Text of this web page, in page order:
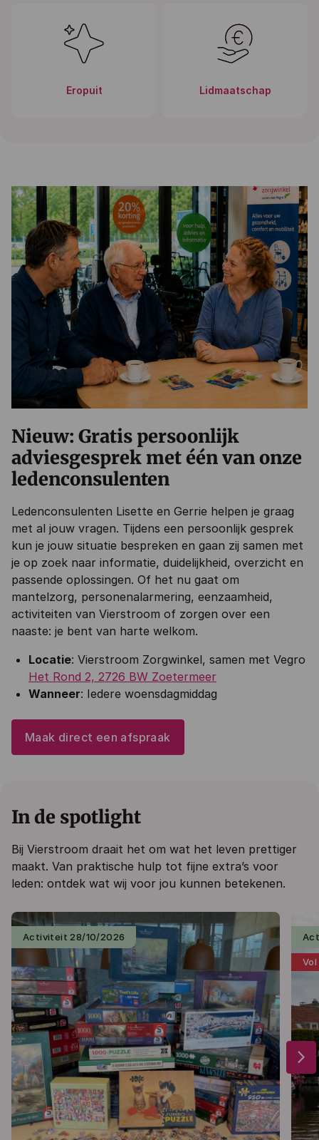
Eropuit Lidmaatschap
Nieuw: Gratis persoonlijk
adviesgesprek met één van onze
ledenconsulenten
Ledenconsulenten Lisette en Gerrie helpen je graag
met al jouw vragen. Tijdens een persoonlijk gesprek
kun je jouw situatie bespreken en gaan zij samen met
je op zoek naar informatie, duidelijkheid, overzicht en
passende oplossingen. Of het nu gaat om
mantelzorg, personenalarmering, eenzaamheid,
activiteiten van Vierstroom of zorgen over een
naaste: je bent van harte welkom.
Locatie: Vierstroom Zorgwinkel, samen met Vegro
Het Rond 2, 2726 BW Zoetermeer
Wanneer: Iedere woensdagmiddag
Maak direct een afspraak
In de spotlight
Bij Vierstroom draait het om wat het leven prettiger
maakt. Van praktische hulp tot fijne extra’s voor
leden: ontdek wat wij voor jou kunnen betekenen.
Activiteit 28/10/2026
Vol
arrow_forward_ios